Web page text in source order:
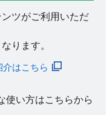
ツがご利用いただ
ります。
はこちら
使い方はこちらから